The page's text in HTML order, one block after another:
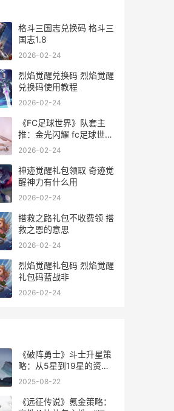
格斗三国志兑换码 格斗三
国志1.8
2026-02-24
烈焰觉醒兑换码 烈焰觉醒
兑换码使用教程
2026-02-24
《FC足球世界》队套主
推：金光闪耀 fc足球世界
吧
2026-02-24
神迹觉醒礼包领取 奇迹觉
醒神力有什么用
2026-02-24
搭救之路礼包不收费领 搭
救之恩的意思
2026-02-24
烈焰觉醒礼包码 烈焰觉醒
礼包码蓝战非
2026-02-24
《破阵勇士》斗士升星策
略：从5星到19星的资源
需求详细解答 破阵主演
2025-08-22
《远征传说》氪金策略：